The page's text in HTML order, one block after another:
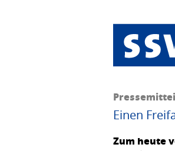
Einen
Zum heute